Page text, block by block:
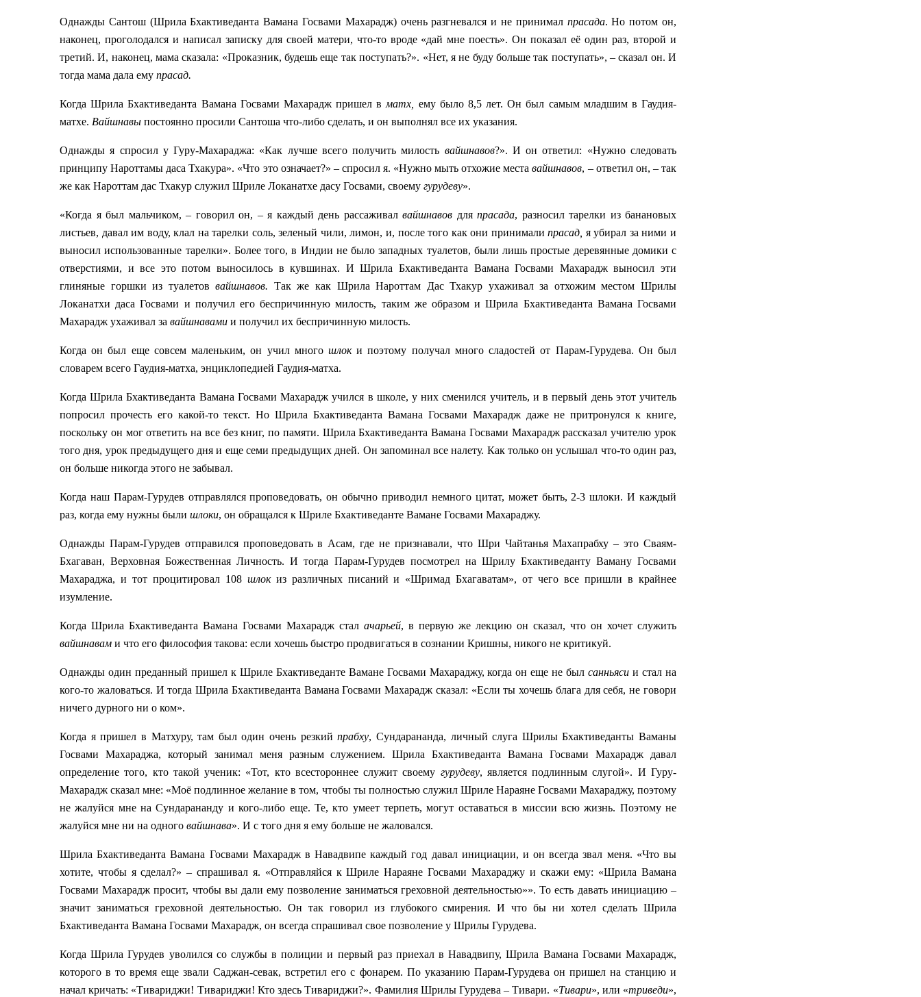
Однажды Сантош (Шрила Бхактиведанта Вамана Госвами Махарадж) очень разгневался и не принимал прасада. Но потом он,
наконец, проголодался и написал записку для своей матери, что-то вроде «дай мне поесть». Он показал её один раз, второй и
третий. И, наконец, мама сказала: «Проказник, будешь еще так поступать?». «Нет, я не буду больше так поступать», – сказал он. И
тогда мама дала ему прасад.
Когда Шрила Бхактиведанта Вамана Госвами Махарадж пришел в матх,
ему было 8,5 лет. Он был самым младшим в Гаудия-
матхе. Вайшнавы постоянно просили Сантоша что-либо сделать, и он выполнял все их указания.
Однажды я спросил у Гуру-Махараджа: «Как лучше всего получить милость вайшнавов?». И он ответил: «Нужно следовать
принципу Нароттамы даса Тхакура». «Что это означает?» – спросил я. «Нужно мыть отхожие меставайшнавов, – ответил он, – так
же как Нароттам дас Тхакур служил Шриле Локанатхе дасу Госвами, своему гурудеву».
«Когда я был мальчиком, – говорил он, – я каждый день рассаживал вайшнавов для прасада, разносил тарелки из банановых
листьев, давал им воду, клал на тарелки соль, зеленый чили, лимон, и, после того как они принималипрасад, я убирал за ними и
выносил использованные тарелки». Более того, в Индии не было западных туалетов, были лишь простые деревянные домики с
отверстиями, и все это потом выносилось в кувшинах. И Шрила Бхактиведанта Вамана Госвами Махарадж выносил эти
глиняные горшки из туалетоввайшнавов. Так же как Шрила Нароттам Дас Тхакур ухаживал за отхожим местом Шрилы
Локанатхи даса Госвами и получил его беспричинную милость, таким же образом и Шрила Бхактиведанта Вамана Госвами
Махарадж ухаживал за вайшнавами и получил их беспричинную милость.
Когда он был еще совсем маленьким, он учил много шлоки поэтому получал много сладостей от Парам-Гурудева. Он был
словарем всего Гаудия-матха, энциклопедией Гаудия-матха.
Когда Шрила Бхактиведанта Вамана Госвами Махарадж учился в школе, у них сменился учитель, и в первый день этот учитель
попросил прочесть его какой-то текст. Но Шрила Бхактиведанта Вамана Госвами Махарадж даже не притронулся к книге,
поскольку он мог ответить на все без книг, по памяти. Шрила Бхактиведанта Вамана Госвами Махарадж рассказал учителю урок
того дня, урок предыдущего дня и еще семи предыдущих дней. Он запоминал все налету. Как только он услышал что-то один раз,
он больше никогда этого не забывал.
Когда наш Парам-Гурудев отправлялся проповедовать, он обычно приводил немного цитат, может быть, 2-3 шлоки. И каждый
раз, когда ему нужны были шлоки, он обращался к Шриле Бхактиведанте Вамане Госвами Махараджу.
Однажды Парам-Гурудев отправился проповедовать в Асам, где не признавали, что Шри Чайтанья Махапрабху – это Сваям-
Бхагаван, Верховная Божественная Личность. И тогда Парам-Гурудев посмотрел на Шрилу Бхактиведанту Ваману Госвами
Махараджа, и тот процитировал 108 шлок из различных писаний и «Шримад Бхагаватам», от чего все пришли в крайнее
изумление.
Когда Шрила Бхактиведанта Вамана Госвами Махарадж стал ачарьей, в первую же лекцию он сказал, что он хочет служить
вайшнавам и что его философия такова: если хочешь быстро продвигаться в сознании Кришны, никого не критикуй.
Однажды один преданный пришел к Шриле Бхактиведанте Вамане Госвами Махараджу, когда он еще не был санньяси и стал на
кого-то жаловаться. И тогда Шрила Бхактиведанта Вамана Госвами Махарадж сказал: «Если ты хочешь блага для себя, не говори
ничего дурного ни о ком».
Когда я пришел в Матхуру, там был один очень резкийпрабху, Сундарананда, личный слуга Шрилы Бхактиведанты Ваманы
Госвами Махараджа, который занимал меня разным служением. Шрила Бхактиведанта Вамана Госвами Махарадж давал
определение того, кто такой ученик: «Тот, кто всестороннее служит своему гурудеву, является подлинным слугой». И Гуру-
Махарадж сказал мне: «Моё подлинное желание в том, чтобы ты полностью служил Шриле Нараяне Госвами Махараджу, поэтому
не жалуйся мне на Сундарананду и кого-либо еще. Те, кто умеет терпеть, могут оставаться в миссии всю жизнь. Поэтому не
жалуйся мне ни на одного вайшнава». И с того дня я ему больше не жаловался.
Шрила Бхактиведанта Вамана Госвами Махарадж в Навадвипе каждый год давал инициации, и он всегда звал меня. «Что вы
хотите, чтобы я сделал?» – спрашивал я. «Отправляйся к Шриле Нараяне Госвами Махараджу и скажи ему: «Шрила Вамана
Госвами Махарадж просит, чтобы вы дали ему позволение заниматься греховной деятельностью»». То есть давать инициацию –
значит заниматься греховной деятельностью. Он так говорил из глубокого смирения. И что бы ни хотел сделать Шрила
Бхактиведанта Вамана Госвами Махарадж, он всегда спрашивал свое позволение у Шрилы Гурудева.
Когда Шрила Гурудев уволился со службы в полиции и первый раз приехал в Навадвипу, Шрила Вамана Госвами Махарадж,
которого в то время еще звали Саджан-севак, встретил его с фонарем. По указанию Парам-Гурудева он пришел на станцию и
начал кричать: «Тивариджи! Тивариджи! Кто здесь Тивариджи?». Фамилия Шрилы Гурудева – Тивари. «Тивари», или «триведи»,